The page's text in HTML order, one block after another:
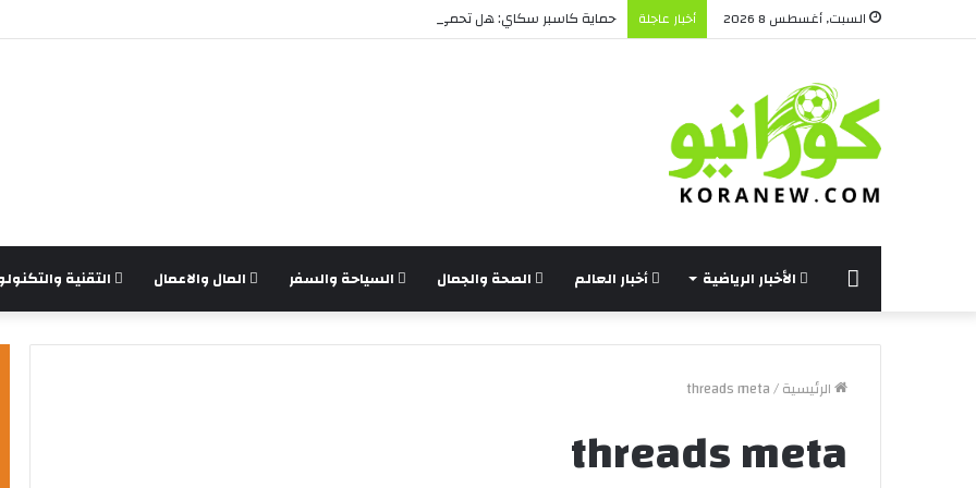
السبت, أغسطس 8 2026 أخبار عاجلة حماية كاسبر سكاي: هل تحمي من برامج الفدية والاختراقات الحديثة؟
الرئيسة الأخبار الرياضية أخبار العالم الصحة والجمال السياحة والسفر المال والاعمال التقنية
الرئيسية/
threads meta
threads meta